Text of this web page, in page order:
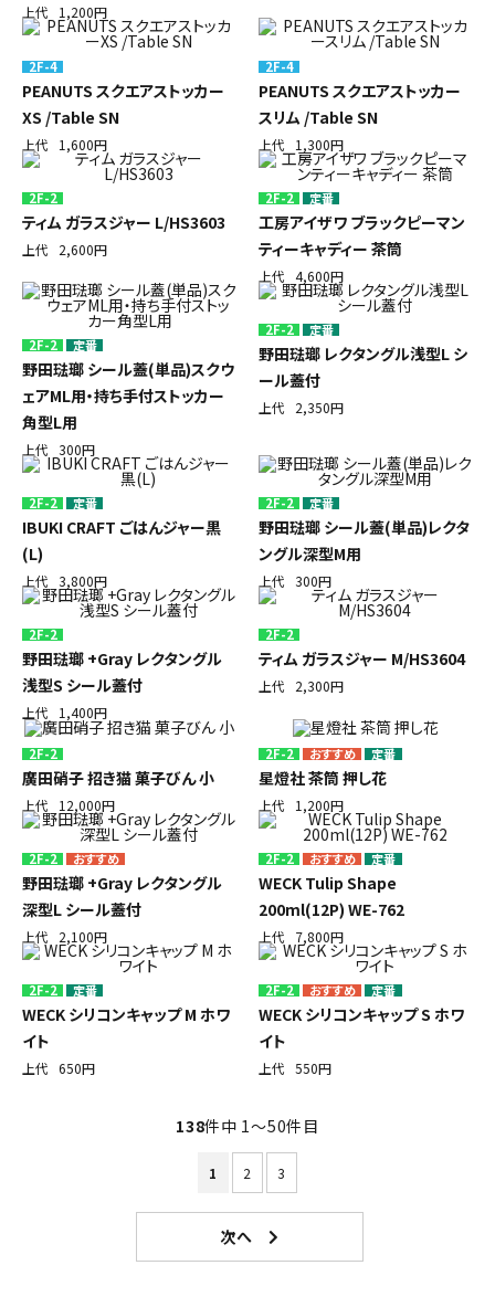
上代 1,200円
2F-4
PEANUTS スクエアストッカー
XS /Table SN
上代 1,600円
2F-4
PEANUTS スクエアストッカー
スリム /Table SN
上代 1,300円
2F-2
ティム ガラスジャー L/HS3603
上代 2,600円
2F-2 定番
工房アイザワ ブラックピーマン
ティーキャディー 茶筒
上代 4,600円
2F-2 定番
野田琺瑯 シール蓋(単品)スクウ
ェアML用・持ち手付ストッカー
角型L用
上代 300円
2F-2 定番
野田琺瑯 レクタングル浅型L シ
ール蓋付
上代 2,350円
2F-2 定番
IBUKI CRAFT ごはんジャー黒
(L)
上代 3,800円
2F-2 定番
野田琺瑯 シール蓋(単品)レクタ
ングル深型M用
上代 300円
2F-2
野田琺瑯 +Gray レクタングル
浅型S シール蓋付
上代 1,400円
2F-2
ティム ガラスジャー M/HS3604
上代 2,300円
2F-2
廣田硝子 招き猫 菓子びん 小
上代 12,000円
2F-2 定番
星燈社 茶筒 押し花
上代 1,200円
2F-2
野田琺瑯 +Gray レクタングル
深型L シール蓋付
上代 2,100円
2F-2 定番
WECK Tulip Shape
200ml(12P) WE-762
上代 7,800円
2F-2 定番
WECK シリコンキャップ M ホワ
イト
上代 650円
2F-2 定番
WECK シリコンキャップ S ホワ
イト
上代 550円
138件中 1〜50件目
1 2 3